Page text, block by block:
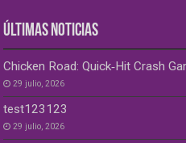
ÚLTIMAS NOTICIAS
Chicken Road: Quick‑Hit Crash
29 julio, 2026
test123123
29 julio, 2026